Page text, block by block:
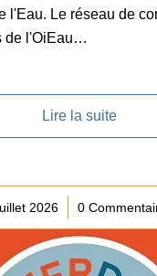
l'Eau. Le réseau de
de l'OiEau…
Lire la suite
2026
/ 0